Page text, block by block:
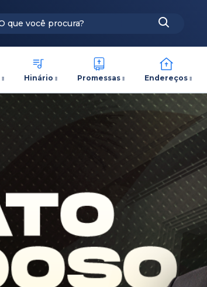
Hinário Promessas Endereços